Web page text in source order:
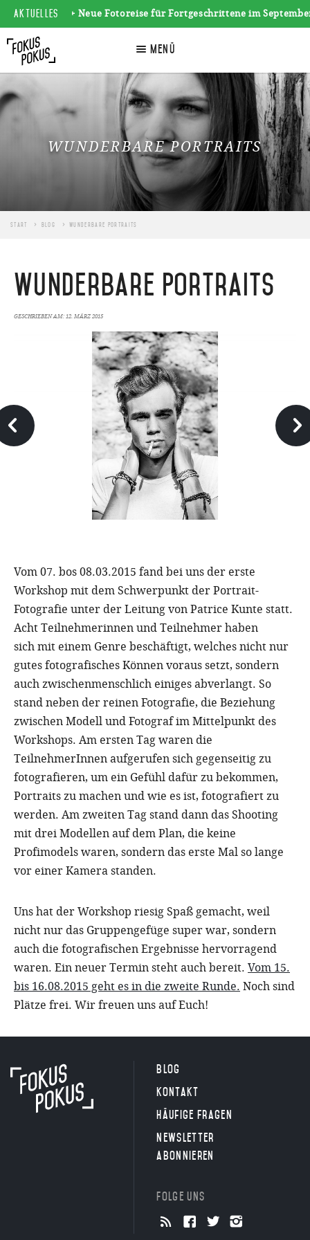
AKTUELLES ++ Neue Fotoreise für Fortgeschrittene im
☰ Menü
WUNDERBARE PORTRAITS
Start Blog Wunderbare Portraits
Wunderbare Portraits
GESCHRIEBEN AM: 12. MÄRZ 2015
Vom 07. bos 08.03.2015 fand bei uns der erste
Workshop mit dem Schwerpunkt der Portrait-
Fotografie unter der Leitung von Patrice Kunte statt.
Acht Teilnehmerinnen und Teilnehmer haben
sich mit einem Genre beschäftigt, welches nicht nur
gutes fotografisches Können voraus setzt, sondern
auch zwischenmenschlich einiges abverlangt. So
stand neben der reinen Fotografie, die Beziehung
zwischen Modell und Fotograf im Mittelpunkt des
Workshops. Am ersten Tag waren die
TeilnehmerInnen aufgerufen sich gegenseitig zu
fotografieren, um ein Gefühl dafür zu bekommen,
Portraits zu machen und wie es ist, fotografiert zu
werden. Am zweiten Tag stand dann das Shooting
mit drei Modellen auf dem Plan, die keine
Profimodels waren, sondern das erste Mal so lange
vor einer Kamera standen.
Uns hat der Workshop riesig Spaß gemacht, weil
nicht nur das Gruppengefüge super war, sondern
auch die fotografischen Ergebnisse hervorragend
waren. Ein neuer Termin steht auch bereit. Vom 15.
bis 16.08.2015 geht es in die zweite Runde. Noch sind
Plätze frei. Wir freuen uns auf Euch!
Blog
Kontakt
Häufige Fragen
Newsletter
abonnieren
Folge uns